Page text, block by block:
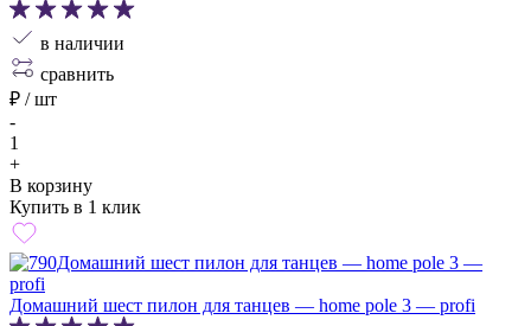
в наличии
сравнить
₽ / шт
-
1
+
В корзину
Купить в 1 клик
Домашний шест пилон для танцев — home pole 3 — profi